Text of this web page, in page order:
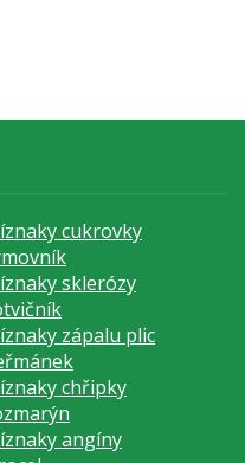
cukrovky
sklerózy
zápalu plic
chřipky
angíny